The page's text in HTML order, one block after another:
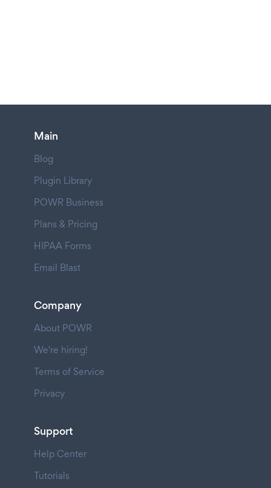
Main
Blog
Plugin Library
POWR Business
Plans & Pricing
HIPAA Forms
Email Blast
Company
About POWR
We're hiring!
Terms of Service
Privacy
Support
Help Center
Tutorials